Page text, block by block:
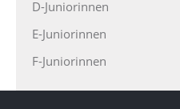
D-Juniorinnen
E-Juniorinnen
F-Juniorinnen